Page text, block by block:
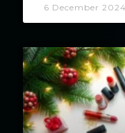
6 December 2024